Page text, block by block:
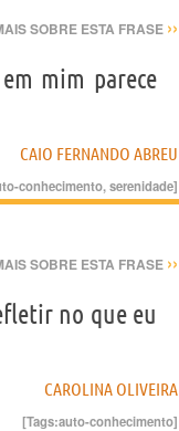
SOBRE ESTA FRASE ››
mim parece
CAIO FERNANDO ABREU
conhecimento,serenidade]
SOBRE ESTA FRASE ››
no que eu
CAROLINA OLIVEIRA
[Tags:auto-conhecimento]